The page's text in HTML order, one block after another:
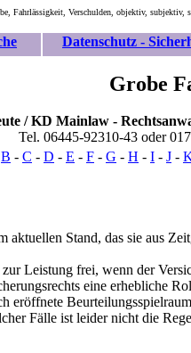
Fahrlässigkeit, Verschulden, objektiv, subjektiv,
Datenschutz -
Grobe
/ KD Mainlaw -
Tel. 06445-92310-43 oder
B - C - D - E - F - G - H - I - J -
Stand, das sie aus
Leistung frei, wenn der
eine erhebliche
eröffnete
Fälle ist leider nicht die